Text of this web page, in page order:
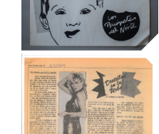
Espai Sonor VII
Mostres temporals
Los Psicópatas
del Norte, pòster
en paper, tirada
limitada
Mostres temporals